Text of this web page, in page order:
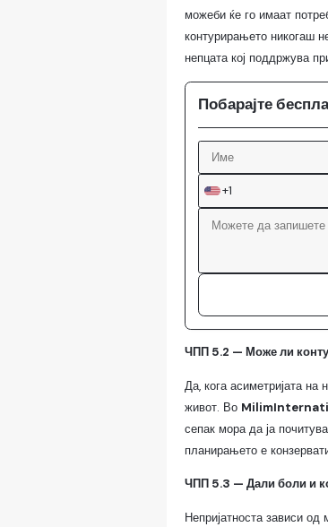
можеби ќе го имаат
контурирањето никогаш
непцата кој поддржува
Побарајте
+1
ЧПП 5.2 — Може ли
Да, кога асиметријата
живот. Во
сепак мора да ја
планирањето е
ЧПП 5.3 — Дали боли и
Непријатноста зависи